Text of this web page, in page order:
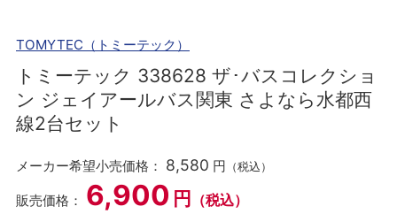
TOMYTEC（トミーテック）
トミーテック 338628 ザ･バスコレクショ
ン ジェイアールバス関東 さよなら水都西
線2台セット
メーカー希望小売価格： 8,580 円 （税込）
販売価格： 6,900 円 （税込）